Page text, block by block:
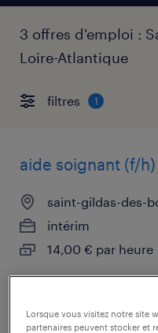
3 offres d'emploi :
Loire-Atlantique
filtres 1
aide soignant (f/h)
saint-gildas-des-
intérim
14,00 € par heure
publié le 6 juillet 2026
Lorsque vous visitez notre site
partenaires peuvent stocker et